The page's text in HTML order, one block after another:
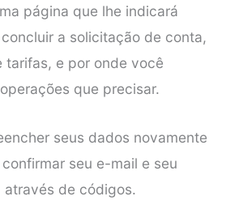
página que lhe indicará
a solicitação de conta,
tarifas, e por onde você
que precisar.
seus dados novamente
seu e-mail e seu
através de códigos.